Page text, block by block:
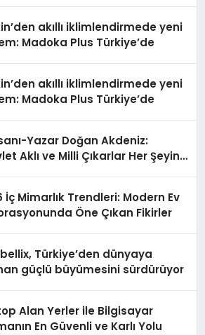
akıllı iklimlendirmede yeni
Madoka Plus Türkiye’de
akıllı iklimlendirmede yeni
Madoka Plus Türkiye’de
Yazar Doğan Akdeniz:
Aklı ve Milli Çıkarlar Her Şeyin
İç Mimarlık Trendleri: Modern Ev
Öne Çıkan Fikirler
Türkiye’den dünyaya
güçlü büyümesini sürdürüyor
Alan Yerler ile Bilgisayar
En Güvenli ve Karlı Yolu